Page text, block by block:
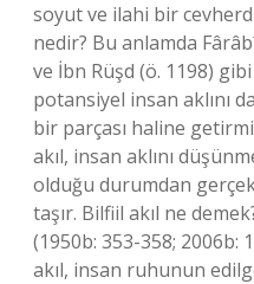
soyut ve ilahi bir
nedir? Bu anlamda
ve İbn Rüşd (ö. 1198)
potansiyel insan aklını
bir parçası haline
akıl, insan aklını
olduğu durumdan
taşır. Bilfiil akıl ne
(1950b: 353-358;
akıl, insan ruhunun